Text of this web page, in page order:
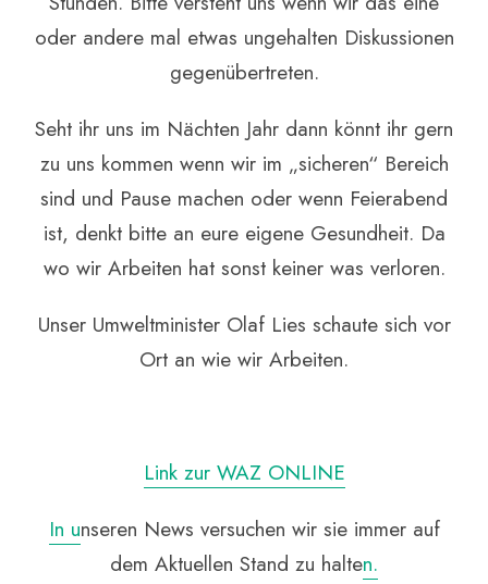
oder andere mal etwas ungehalten Diskussionen
gegenübertreten.
Seht ihr uns im Nächten Jahr dann könnt ihr gern
zu uns kommen wenn wir im „sicheren“ Bereich
sind und Pause machen oder wenn Feierabend
ist, denkt bitte an eure eigene Gesundheit. Da
wo wir Arbeiten hat sonst keiner was verloren.
Unser Umweltminister Olaf Lies schaute sich vor
Ort an wie wir Arbeiten.
Link zur WAZ ONLINE
In unseren News versuchen wir sie immer auf
dem Aktuellen Stand zu halten.